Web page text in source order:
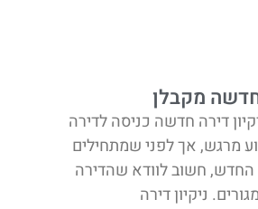
חדשה מקבלן
דירה חדשה כניסה לדירה
מרגש, אך לפני שמתחילים
חשוב לוודא שהדירה
ניקיון דירה